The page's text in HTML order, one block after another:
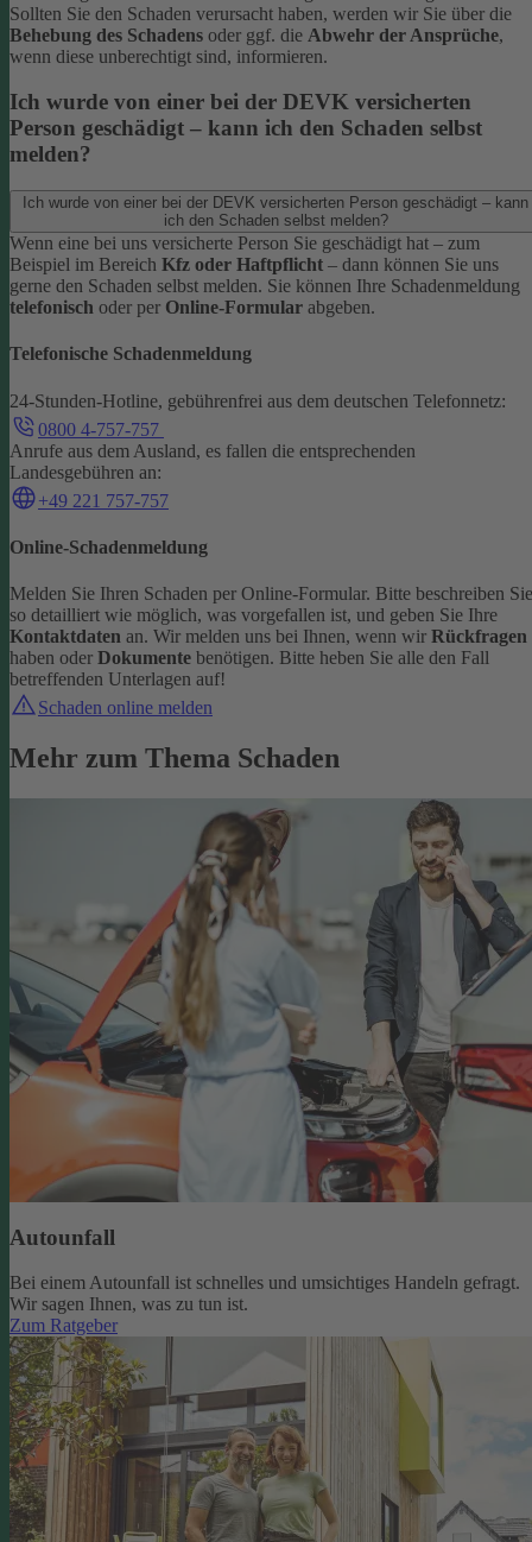
Sollten Sie den Schaden verursacht haben, werden wir Sie über die
Behebung des Schadens oder ggf. die Abwehr der Ansprüche,
wenn diese unberechtigt sind, informieren.
Ich wurde von einer bei der DEVK versicherten
Person geschädigt – kann ich den Schaden selbst
melden?
Ich wurde von einer bei der DEVK versicherten Person geschädigt – kann
ich den Schaden selbst melden?
Wenn eine bei uns versicherte Person Sie geschädigt hat – zum
Beispiel im Bereich Kfz oder Haftpflicht – dann können Sie uns
gerne den Schaden selbst melden. Sie können Ihre Schadenmeldung
telefonisch oder per Online-Formular abgeben.
Telefonische Schadenmeldung
24-Stunden-Hotline, gebührenfrei aus dem deutschen Telefonnetz:
0800 4-757-757
Anrufe aus dem Ausland, es fallen die entsprechenden
Landesgebühren an:
+49 221 757-757
Online-Schadenmeldung
Melden Sie Ihren Schaden per Online-Formular. Bitte beschreiben Sie
so detailliert wie möglich, was vorgefallen ist, und geben Sie Ihre
Kontaktdaten an. Wir melden uns bei Ihnen, wenn wir Rückfragen
haben oder Dokumente benötigen. Bitte heben Sie alle den Fall
betreffenden Unterlagen auf!
Schaden online melden
Mehr zum Thema Schaden
Autounfall
Bei einem Autounfall ist schnelles und umsichtiges Handeln gefragt.
Wir sagen Ihnen, was zu tun ist.
Zum Ratgeber